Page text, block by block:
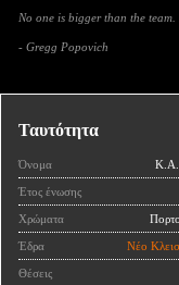
No one is bigger than the
- Gregg Popovich
Ταυτότητα
Όνομα
Έτος ένωσης
Χρώματα
Έδρα Νέο
Θέσεις